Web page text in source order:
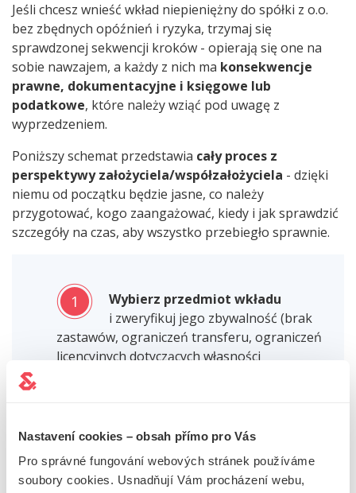
Nastavení cookies – obsah přímo pro Vás
Pro správné fungování webových stránek používáme
soubory cookies. Usnadňují Vám procházení webu,
Jeśli chcesz wnieść wkład niepieniężny do spółki z o.o.
bez zbędnych opóźnień i ryzyka, trzymaj się
sprawdzonej sekwencji kroków - opierają się one na
sobie nawzajem, a każdy z nich ma konsekwencje
prawne, dokumentacyjne i księgowe lub
podatkowe, które należy wziąć pod uwagę z
wyprzedzeniem.
Poniższy schemat przedstawia cały proces z
perspektywy założyciela/współzałożyciela - dzięki
niemu od początku będzie jasne, co należy
przygotować, kogo zaangażować, kiedy i jak sprawdzić
szczegóły na czas, aby wszystko przebiegło sprawnie.
1
Wybierz przedmiot wkładu
i zweryfikuj jego zbywalność (brak
zastawów, ograniczeń transferu, ograniczeń
licencyjnych dotyczących własności
2
Ty (założyciele) wybierasz eksperta.
Wynik należy do zbioru aktów.